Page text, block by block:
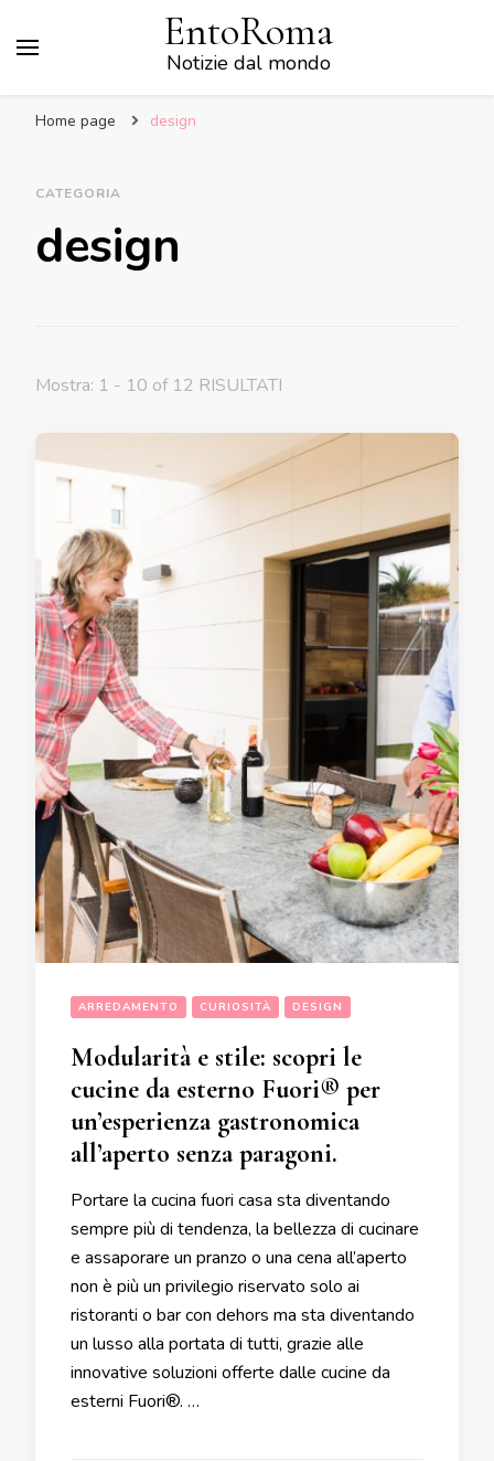
EntoRoma
Notizie dal mondo
Home page design
CATEGORIA
design
Mostra: 1 - 10 of 12 RISULTATI
ARREDAMENTO CURIOSITÀ DESIGN
Modularità e stile: scopri le
cucine da esterno Fuori® per
un’esperienza gastronomica
all’aperto senza paragoni.
Portare la cucina fuori casa sta diventando
sempre più di tendenza, la bellezza di cucinare
e assaporare un pranzo o una cena all’aperto
non è più un privilegio riservato solo ai
ristoranti o bar con dehors ma sta diventando
un lusso alla portata di tutti, grazie alle
innovative soluzioni offerte dalle cucine da
esterni Fuori®. …